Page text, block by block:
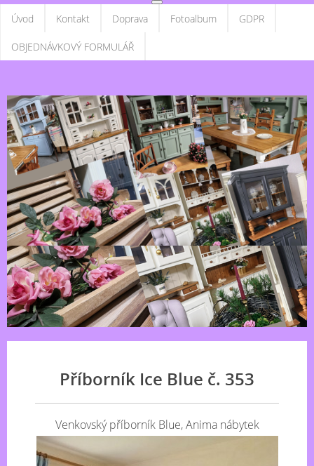
Úvod Kontakt Doprava Fotoalbum GDPR
OBJEDNÁVKOVÝ FORMULÁŘ
Příborník Ice Blue č. 353
Venkovský příborník Blue, Anima nábytek